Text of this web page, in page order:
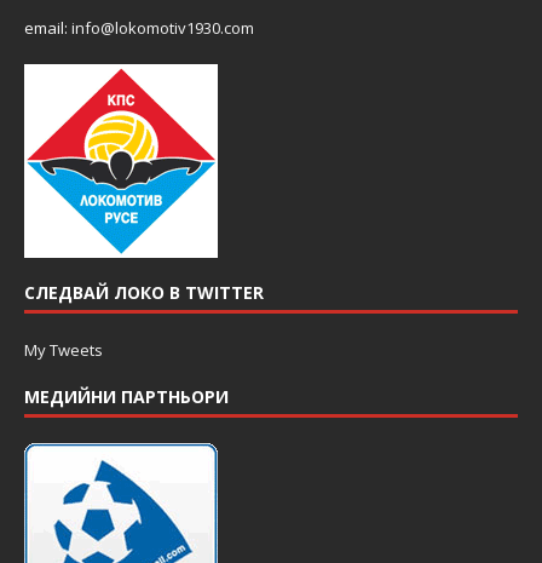
email: info@lokomotiv1930.com
СЛЕДВАЙ ЛОКО В TWITTER
My Tweets
МЕДИЙНИ ПАРТНЬОРИ